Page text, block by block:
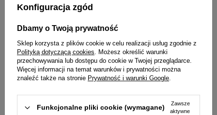
Elegancki plecak zaprojektowany przez Profoto dla
mobilnego fotografa, który często się przemieszcza.
Zapewnia szybki dostęp do zawartego w nim
sprzętu. Dzięki modułowej organizacji jest
w nim swoje całe studio na sesję zdjęciową.
Konfiguracja zgód
Dbamy o Twoją prywatność
Sklep korzysta z plików cookie w celu realizacji usług zgodnie z
Polityką dotyczącą cookies. Możesz określić warunki
przechowywania lub dostępu do cookie w Twojej przeglądarce.
Więcej informacji na temat warunków i prywatności można
znaleźć także na stronie Prywatność i warunki Google.
Funkcjonalne pliki cookie (wymagane)
Zawsze
aktywne